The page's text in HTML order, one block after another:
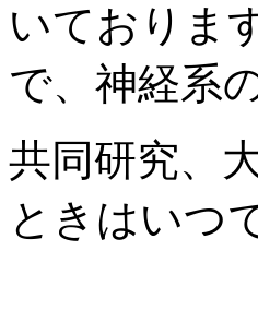
いておりま
で、神経系
共同研究、
ときはいつ